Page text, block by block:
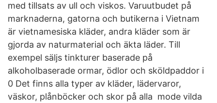
med tillsats av ull och viskos. Varuutbudet på
marknaderna, gatorna och butikerna i Vietnam
är vietnamesiska kläder, andra kläder som är
gjorda av naturmaterial och äkta läder​. Till
exempel säljs tinkturer baserade på
alkoholbaserade ormar, ödlor och sköldpaddor i
0 Det finns alla typer av kläder, lädervaror,
väskor, plånböcker och skor på alla mode vilda